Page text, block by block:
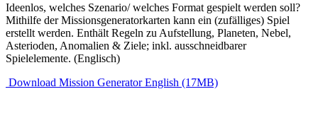
Ideenlos, welches Szenario/ welches Format gespielt werden soll?
Mithilfe der Missionsgeneratorkarten kann ein (zufälliges) Spiel
erstellt werden. Enthält Regeln zu Aufstellung, Planeten, Nebel,
Asterioden, Anomalien & Ziele; inkl. ausschneidbarer
Spielelemente. (Englisch)
Download Mission Generator English (17MB)